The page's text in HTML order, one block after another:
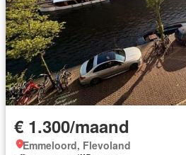
€ 1.300/maand
Emmeloord, Flevoland